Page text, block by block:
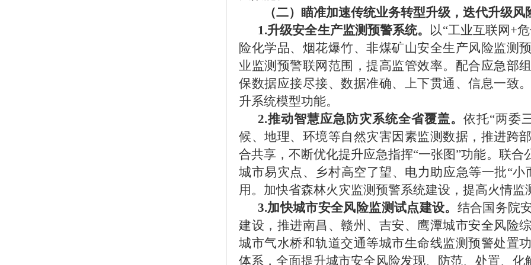
（二）瞄准加速传统业务转型升级， 迭代升级风
1.升级安全生产监测预警系统。 以“工业互联网+
险化学品、烟花爆竹、非煤矿山安全生产风险监测
业监测预警联网范围，提高监管效率。配合应急部
保数据应接尽接、数据准确、上下贯通、信息一致
升系统模型功能。
2.推动智慧应急防灾系统全省覆盖。 依托“两委
候、地理、环境等自然灾害因素监测数据，推进跨
合共享，不断优化提升应急指挥“一张图”功能。联
城市易灾点、乡村高空了望、电力助应急等一批“
用。加快省森林火灾监测预警系统建设，提高火情
3.加快城市安全风险监测试点建设。 结合国务院
建设，推进南昌、赣州、吉安、鹰潭城市安全风险
城市气水桥和轨道交通等城市生命线监测预警处置
体系，全面提升城市安全风险发现、防范、处置、化